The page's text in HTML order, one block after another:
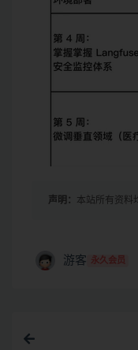
声明： 本站所有资料
游客 永久会员